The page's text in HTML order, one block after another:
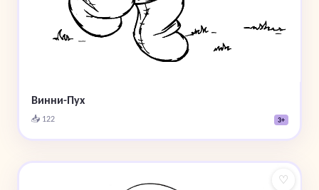
Винни-Пух
📥 122 3+
♡